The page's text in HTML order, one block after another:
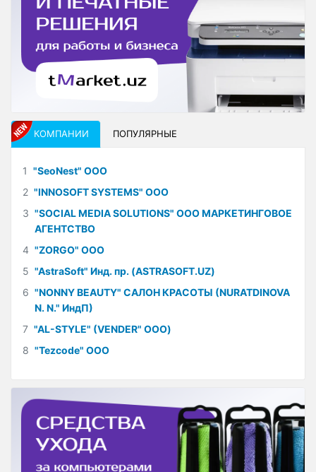
КОМПАНИИ ПОПУЛЯРНЫЕ
1 "SeoNest" ООО
2 "INNOSOFT SYSTEMS" ООО
3 "SOCIAL MEDIA SOLUTIONS" ООО МАРКЕТИНГОВОЕ
АГЕНТСТВО
4 "ZORGO" ООО
5 "AstraSoft" Инд. пр. (ASTRASOFT.UZ)
6 "NONNY BEAUTY" САЛОН КРАСОТЫ (NURATDINOVA
N. N." ИндП)
7 "AL-STYLE" (VENDER" ООО)
8 "Tezcode" ООО